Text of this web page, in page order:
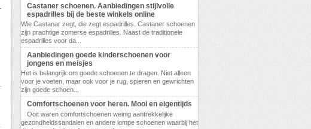
Castaner schoenen. Aanbiedingen stijlvolle
espadrilles bij de beste winkels online
Wie Castanar zegt, die zegt espadrilles. Castaner schoenen
zijn prachtige zomerse espadrilles. Naast de traditionele
espadrilles voor da...
Aanbiedingen goede kinderschoenen voor
jongens en meisjes
Het is belangrijk om goede schoenen te dragen. Niet alleen
voor je voeten, maar ook voor je rug, spieren en gewrichten
zijn goede schoen...
Comfortschoenen voor heren. Mooi en eigentijds
Ooit waren comfortschoenen weinig aantrekkelijke
gezondheidssandalen en andere lompe schoenen waarbij het